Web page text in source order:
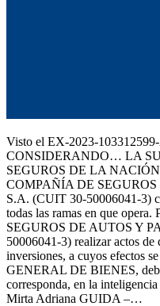
Visto el EX-2023-
CONSIDERANDO… LA
SEGUROS DE LA
COMPAÑÍA DE
S.A. (CUIT 30-50006041-3)
todas las ramas en que
SEGUROS DE AUTOS Y
50006041-3) realizar actos de
inversiones, a cuyos efectos
GENERAL DE BIENES,
corresponda, en la
Mirta Adriana GUIDA –…